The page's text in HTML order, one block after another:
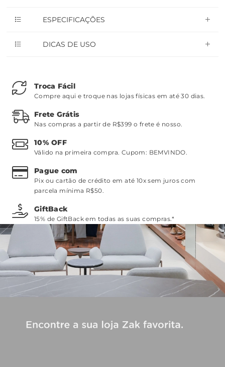
ESPECIFICAÇÕES
DICAS DE USO
Troca Fácil
Compre aqui e troque nas lojas físicas em até 30 dias.
Frete Grátis
Nas compras a partir de R$399 o frete é nosso.
10% OFF
Válido na primeira compra. Cupom: BEMVINDO.
Pague com
Pix ou cartão de crédito em até 10x sem juros com
parcela mínima R$50.
GiftBack
15% de GiftBack em todas as suas compras.*